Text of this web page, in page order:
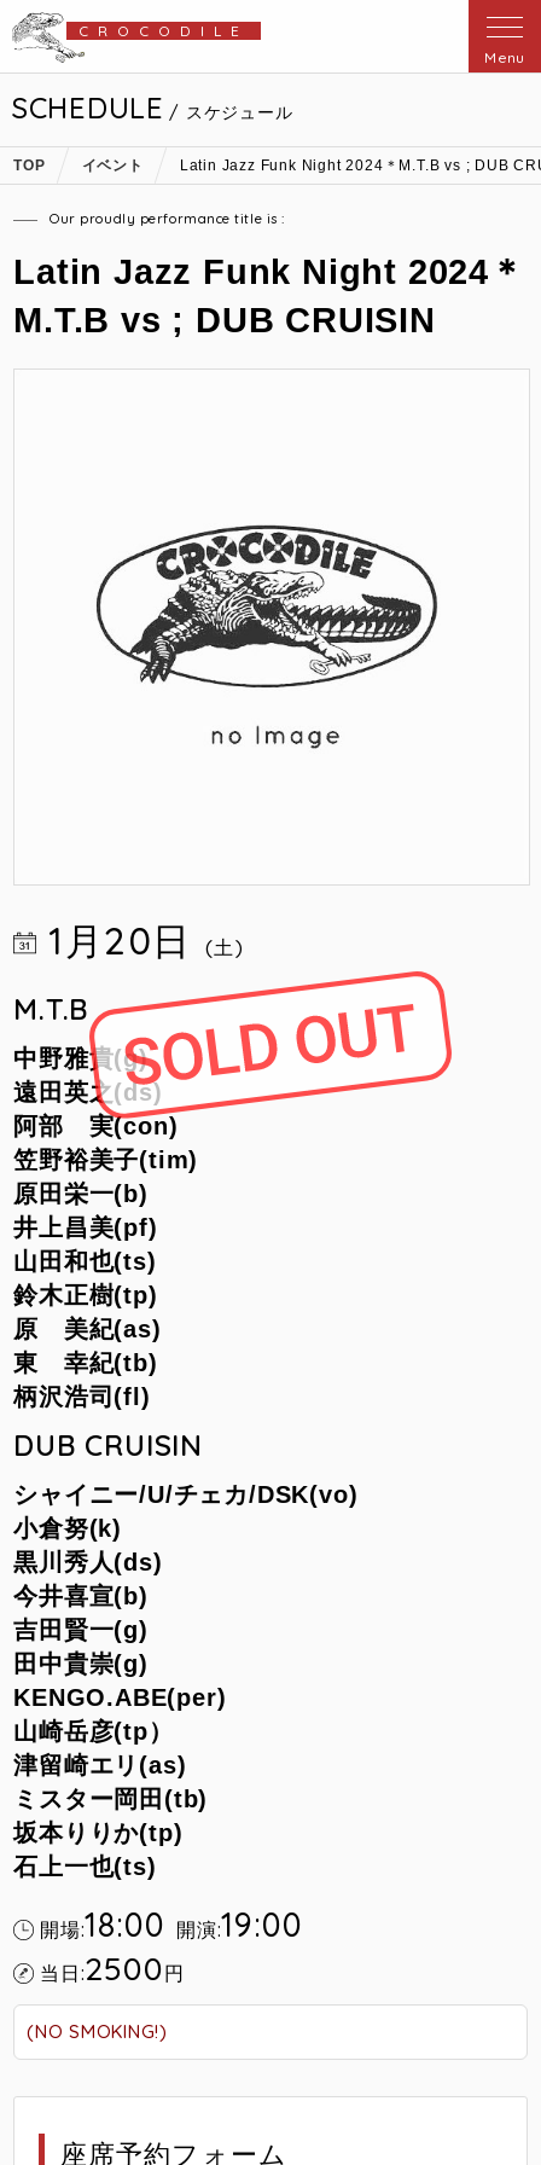
CROCODILE
Menu
SCHEDULE / スケジュール
TOP イベント Latin Jazz Funk Night 2024＊M.T.B vs ; DUB
Our proudly performance title is :
Latin Jazz Funk Night 2024＊
M.T.B vs ; DUB CRUISIN
1月20日 (土)
M.T.B
中野雅貴(g)
遠田英之(ds)
阿部 実(con)
笠野裕美子(tim)
原田栄一(b)
井上昌美(pf)
山田和也(ts)
鈴木正樹(tp)
原 美紀(as)
東 幸紀(tb)
柄沢浩司(fl)
DUB CRUISIN
シャイニー/U/チェカ/DSK(vo)
小倉努(k)
黒川秀人(ds)
今井喜宣(b)
吉田賢一(g)
田中貴崇(g)
KENGO.ABE(per)
山崎岳彦(tp）
津留崎エリ(as)
ミスター岡田(tb)
坂本りりか(tp)
石上一也(ts)
開場:18:00 開演:19:00
当日:2500円
(NO SMOKING!)
座席予約フォーム